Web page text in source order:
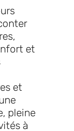
et
et
pleine
à